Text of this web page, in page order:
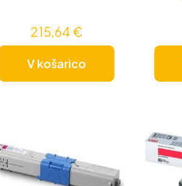
215,64 €
V košarico